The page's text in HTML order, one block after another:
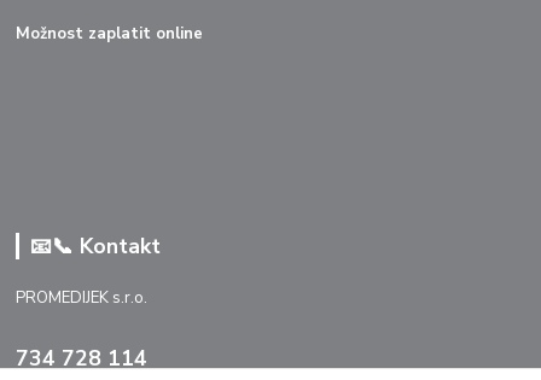
Možnost zaplatit online
📧📞 Kontakt
PROMEDIJEK s.r.o.
734 728 114